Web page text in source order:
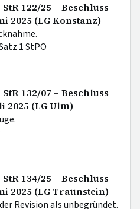
StR 122/25 – Beschluss
2025 (LG Konstanz)
1 StPO
StR 132/07 – Beschluss
2025 (LG Ulm)
StR 134/25 – Beschluss
2025 (LG Traunstein)
Revision als unbegründet.